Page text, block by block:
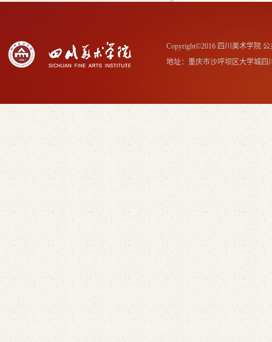
Copyright©2016 四川美术学院
地址：重庆市沙坪坝区大学城